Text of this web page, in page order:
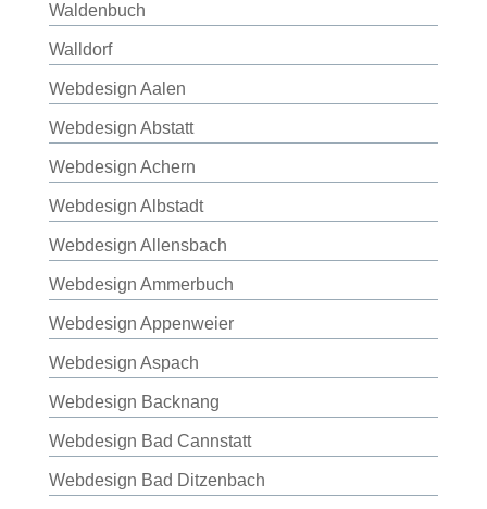
Waldenbuch
Walldorf
Webdesign Aalen
Webdesign Abstatt
Webdesign Achern
Webdesign Albstadt
Webdesign Allensbach
Webdesign Ammerbuch
Webdesign Appenweier
Webdesign Aspach
Webdesign Backnang
Webdesign Bad Cannstatt
Webdesign Bad Ditzenbach